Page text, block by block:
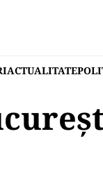
ACTUALITATE